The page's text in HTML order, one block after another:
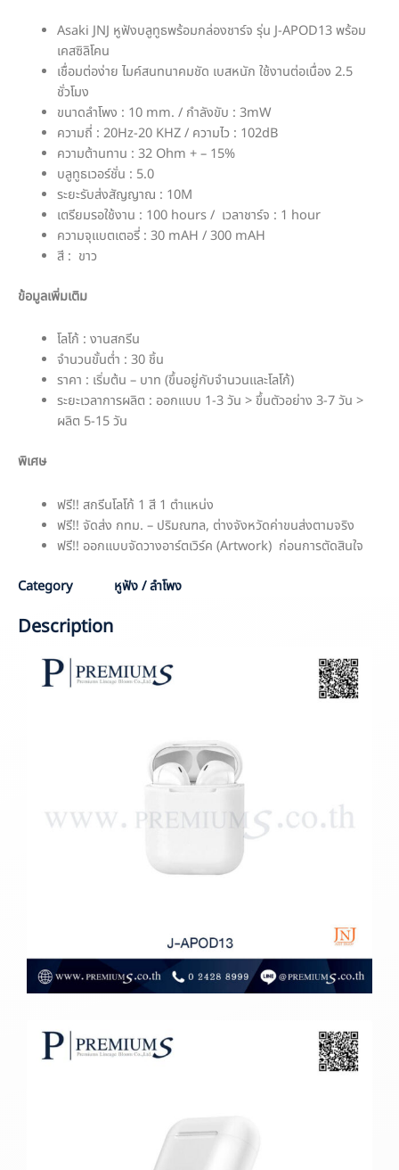
Asaki JNJ หูฟังบลูทูธพร้อมกล่องชาร์จ รุ่น J-APOD13 พร้อม
เคสซิลิโคน
เชื่อมต่อง่าย ไมค์สนทนาคมชัด เบสหนัก ใช้งานต่อเนื่อง 2.5
ชั่วโมง
ขนาดลำโพง : 10 mm. / กำลังขับ : 3mW
ความถี่ : 20Hz-20 KHZ / ความไว : 102dB
ความต้านทาน : 32 Ohm + – 15%
บลูทูธเวอร์ชั่น : 5.0
ระยะรับส่งสัญญาณ : 10M
เตรียมรอใช้งาน : 100 hours / เวลาชาร์จ : 1 hour
ความจุแบตเตอรี่ : 30 mAH / 300 mAH
สี : ขาว
ข้อมูลเพิ่มเติม
โลโก้ : งานสกรีน
จำนวนขั้นต่ำ : 30 ชิ้น
ราคา : เริ่มต้น – บาท (ขึ้นอยู่กับจำนวนและโลโก้)
ระยะเวลาการผลิต : ออกแบบ 1-3 วัน > ขึ้นตัวอย่าง 3-7 วัน >
ผลิต 5-15 วัน
พิเศษ
ฟรี!! สกรีนโลโก้ 1 สี 1 ตำแหน่ง
ฟรี!! จัดส่ง กทม. – ปริมณฑล, ต่างจังหวัดค่าขนส่งตามจริง
ฟรี!! ออกแบบจัดวางอาร์ตเวิร์ค (Artwork) ก่อนการตัดสินใจ
Category หูฟัง / ลำโพง
Description